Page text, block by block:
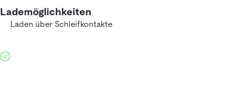
Lademöglichkeiten
Laden über Schleifkontakte